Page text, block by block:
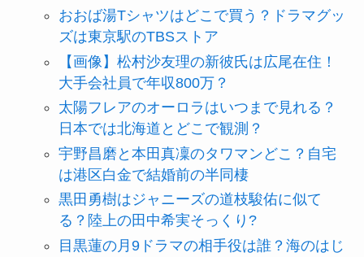
おおば湯Tシャツはどこで買う？ドラマグッ
ズは東京駅のTBSストア
【画像】松村沙友理の新彼氏は広尾在住！
大手会社員で年収800万？
太陽フレアのオーロラはいつまで見れる？
日本では北海道とどこで観測？
宇野昌磨と本田真凜のタワマンどこ？自宅
は港区白金で結婚前の半同棲
黒田勇樹はジャニーズの道枝駿佑に似て
る？陸上の田中希実そっくり?
目黒蓮の月9ドラマの相手役は誰？海のはじ